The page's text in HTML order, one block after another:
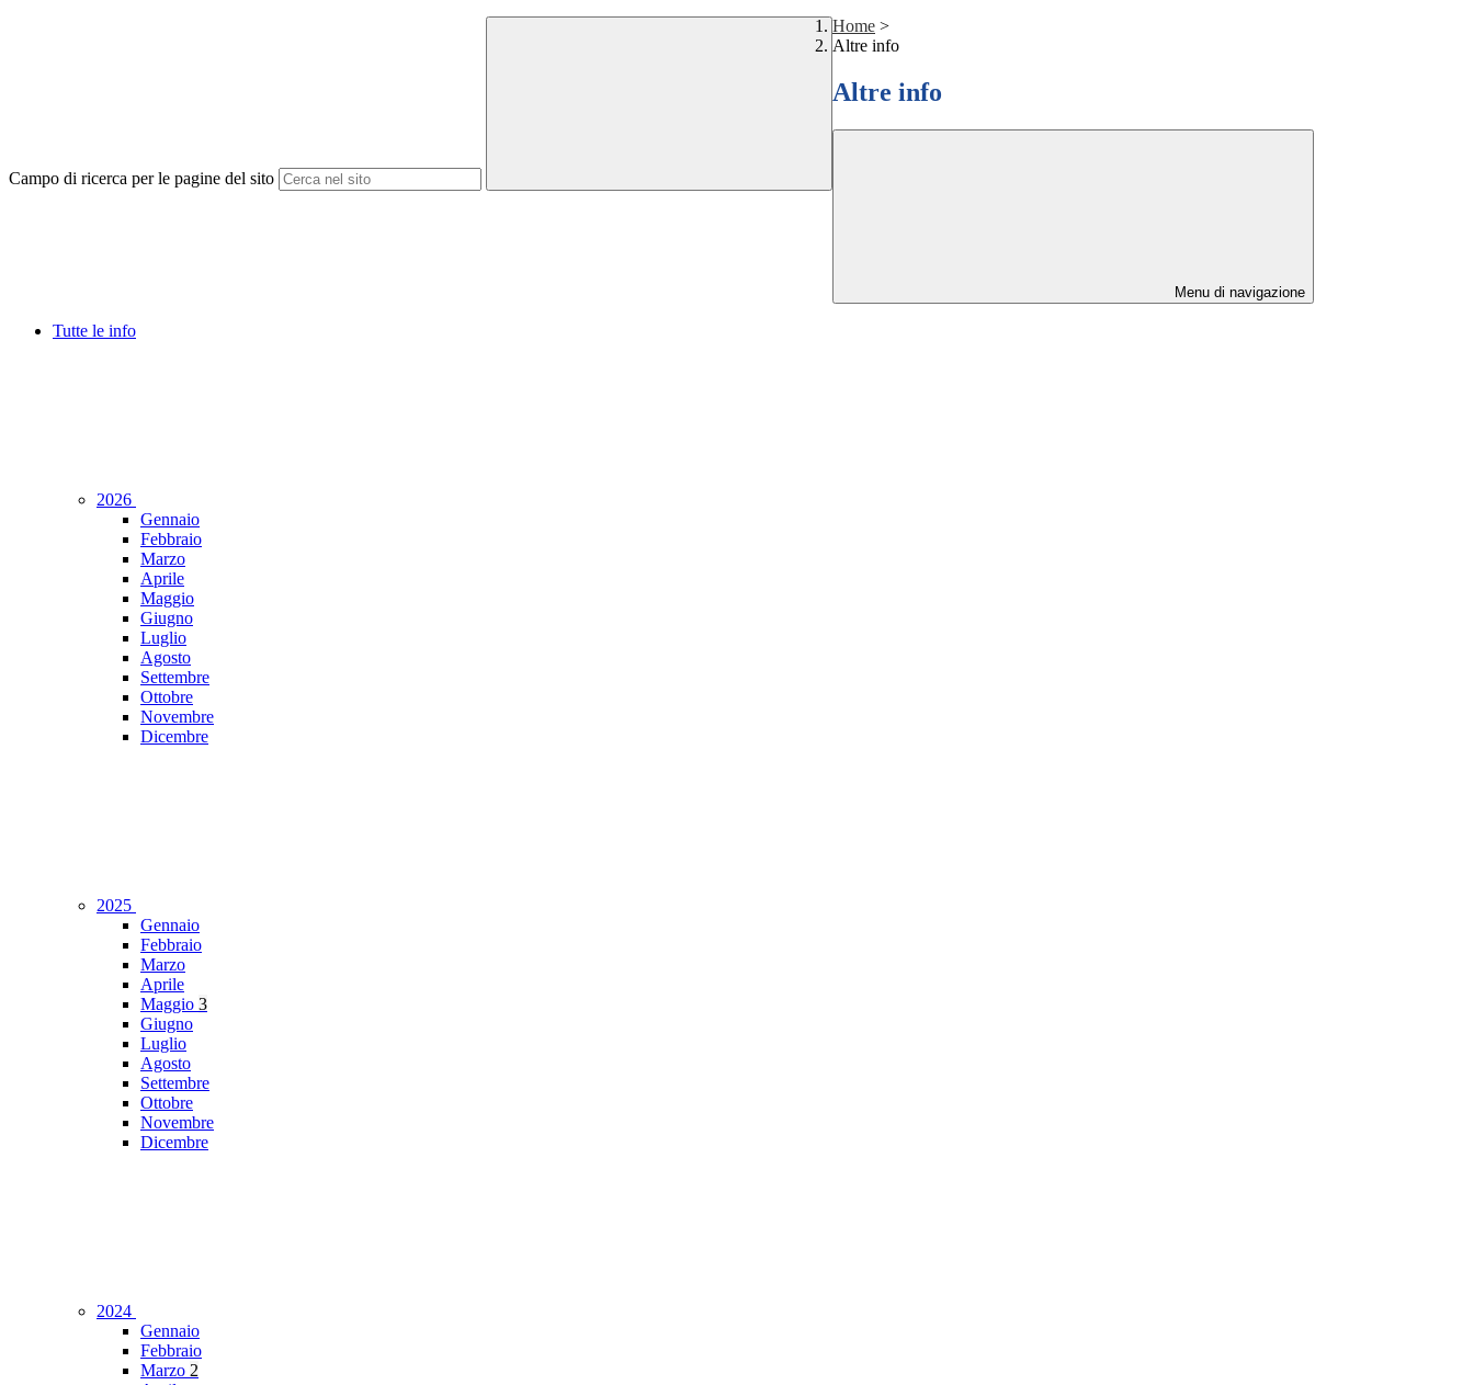
Campo di ricerca per le pagine del sito
Home >
Altre info
Altre info
Menu di navigazione
Tutte le info
2026
Gennaio
Febbraio
Marzo
Aprile
Maggio
Giugno
Luglio
Agosto
Settembre
Ottobre
Novembre
Dicembre
2025
Gennaio
Febbraio
Marzo
Aprile
Maggio 3
Giugno
Luglio
Agosto
Settembre
Ottobre
Novembre
Dicembre
2024
Gennaio
Febbraio
Marzo 2